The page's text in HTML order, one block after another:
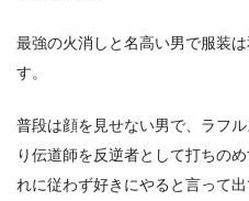
最強の火消しと名高い男で服装
す。
普段は顔を見せない男で、ラフ
り伝道師を反逆者として打ちの
れに従わず好きにやると言って出